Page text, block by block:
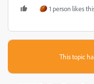
1 person likes
This topic